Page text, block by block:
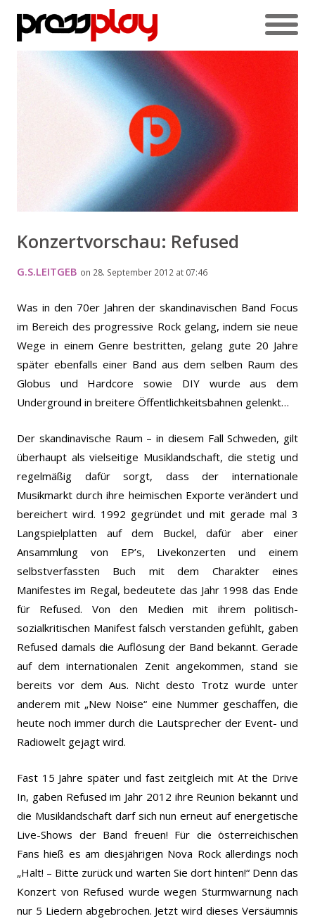
Konzertvorschau: Refused
G.S.LEITGEB on 28. September 2012 at 07:46
Was in den 70er Jahren der skandinavischen Band Focus
im Bereich des progressive Rock gelang, indem sie neue
Wege in einem Genre bestritten, gelang gute 20 Jahre
später ebenfalls einer Band aus dem selben Raum des
Globus und Hardcore sowie DIY wurde aus dem
Underground in breitere Öffentlichkeitsbahnen gelenkt…
Der skandinavische Raum – in diesem Fall Schweden, gilt
überhaupt als vielseitige Musiklandschaft, die stetig und
regelmäßig dafür sorgt, dass der internationale
Musikmarkt durch ihre heimischen Exporte verändert und
bereichert wird. 1992 gegründet und mit gerade mal 3
Langspielplatten auf dem Buckel, dafür aber einer
Ansammlung von EP’s, Livekonzerten und einem
selbstverfassten Buch mit dem Charakter eines
Manifestes im Regal, bedeutete das Jahr 1998 das Ende
für Refused. Von den Medien mit ihrem politisch-
sozialkritischen Manifest falsch verstanden gefühlt, gaben
Refused damals die Auflösung der Band bekannt. Gerade
auf dem internationalen Zenit angekommen, stand sie
bereits vor dem Aus. Nicht desto Trotz wurde unter
anderem mit „New Noise“ eine Nummer geschaffen, die
heute noch immer durch die Lautsprecher der Event- und
Radiowelt gejagt wird.
Fast 15 Jahre später und fast zeitgleich mit At the Drive
In, gaben Refused im Jahr 2012 ihre Reunion bekannt und
die Musiklandschaft darf sich nun erneut auf energetische
Live-Shows der Band freuen! Für die österreichischen
Fans hieß es am diesjährigen Nova Rock allerdings noch
„Halt! – Bitte zurück und warten Sie dort hinten!“ Denn das
Konzert von Refused wurde wegen Sturmwarnung nach
nur 5 Liedern abgebrochen. Jetzt wird dieses Versäumnis